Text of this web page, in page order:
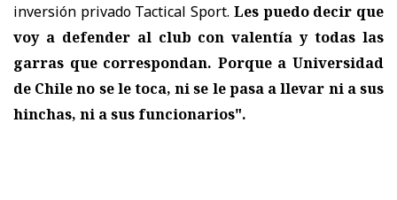
inversión privado Tactical Sport. Les puedo decir que
voy a defender al club con valentía y todas las
garras que correspondan. Porque a Universidad
de Chile no se le toca, ni se le pasa a llevar ni a sus
hinchas, ni a sus funcionarios".